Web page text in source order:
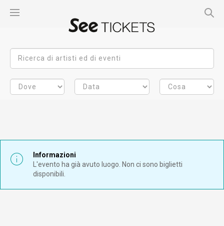
Informazioni
L'evento ha già avuto luogo. Non ci sono biglietti
disponibili.